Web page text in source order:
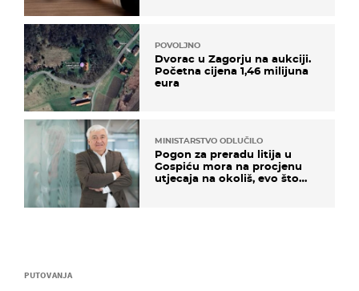
PUTOVANJA
POVOLJNO
Dvorac u Zagorju na aukciji.
Početna cijena 1,46 milijuna
eura
MINISTARSTVO ODLUČILO
Pogon za preradu litija u
Gospiću mora na procjenu
utjecaja na okoliš, evo što